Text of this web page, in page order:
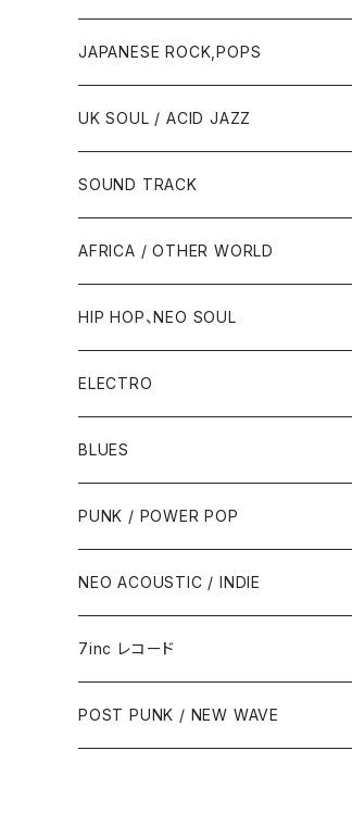
JAPANESE ROCK,POPS
UK SOUL / ACID JAZZ
SOUND TRACK
AFRICA / OTHER WORLD
HIP HOP、NEO SOUL
ELECTRO
BLUES
PUNK / POWER POP
NEO ACOUSTIC / INDIE
7inc レコード
PUNK / 2TONE
POST PUNK / NEW WAVE